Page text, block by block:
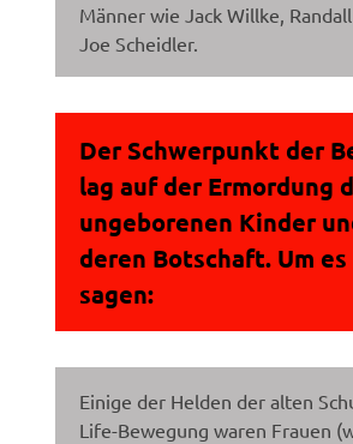
Männer wie Jack Willke,
Joe Scheidler.
Der Schwerpunkt der
lag auf der Ermordung
ungeborenen Kinder
deren Botschaft. Um
sagen:
Einige der Helden der alten
Life-Bewegung waren Frauen